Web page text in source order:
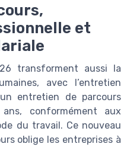
et
transforment aussi la
avec l’entretien
entretien de parcours
conformément aux
du travail. Ce nouveau
oblige les entreprises à